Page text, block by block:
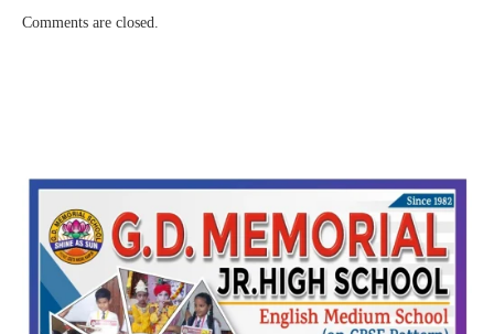
Comments are closed.